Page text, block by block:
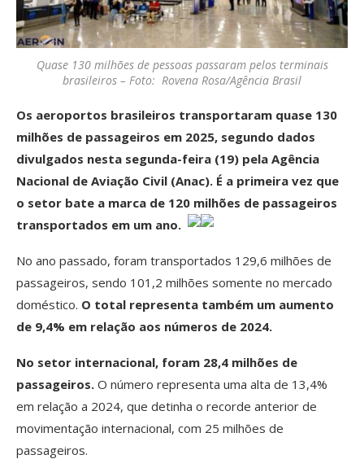
Quase 130 milhões de pessoas passaram pelos terminais
brasileiros – Foto: Rovena Rosa/Agência Brasil
Os aeroportos brasileiros transportaram quase 130
milhões de passageiros em 2025, segundo dados
divulgados nesta segunda-feira (19) pela Agência
Nacional de Aviação Civil (Anac). É a primeira vez que
o setor bate a marca de 120 milhões de passageiros
transportados em um ano.
No ano passado, foram transportados 129,6 milhões de
passageiros, sendo 101,2 milhões somente no mercado
doméstico. O total representa também um aumento
de 9,4% em relação aos números de 2024.
No setor internacional, foram 28,4 milhões de
passageiros. O número representa uma alta de 13,4%
em relação a 2024, que detinha o recorde anterior de
movimentação internacional, com 25 milhões de
passageiros.